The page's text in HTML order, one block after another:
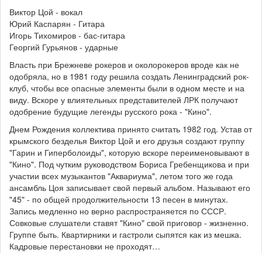
Виктор Цой - вокал
Юрий Каспарян - Гитара
Игорь Тихомиров - бас-гитара
Георгий Гурьянов - ударные
Власть при Брежневе рокеров и околорокеров вроде как не
одобряла, но в 1981 году решила создать Ленинградский рок-
клуб, чтобы все опасные элементы были в одном месте и на
виду. Вскоре у влиятельных представителей ЛРК получают
одобрение будущие легенды русского рока - "Кино".
Днем Рождения коллектива принято считать 1982 год. Устав от
крымского безделья Виктор Цой и его друзья создают группу
"Гарин и Гиперболоиды", которую вскоре переименовывают в
"Кино". Под чутким руководством Бориса Гребенщикова и при
участии всех музыкантов "Аквариума", летом того же года
ансамбль Цоя записывает свой первый альбом. Называют его
"45" - по общей продолжительности 13 песен в минутах.
Запись медленно но верно распространяется по СССР.
Совковые слушатели ставят "Кино" свой приговор - жизненно.
Группе быть. Квартирники и гастроли сыпятся как из мешка.
Кадровые перестановки не проходят…